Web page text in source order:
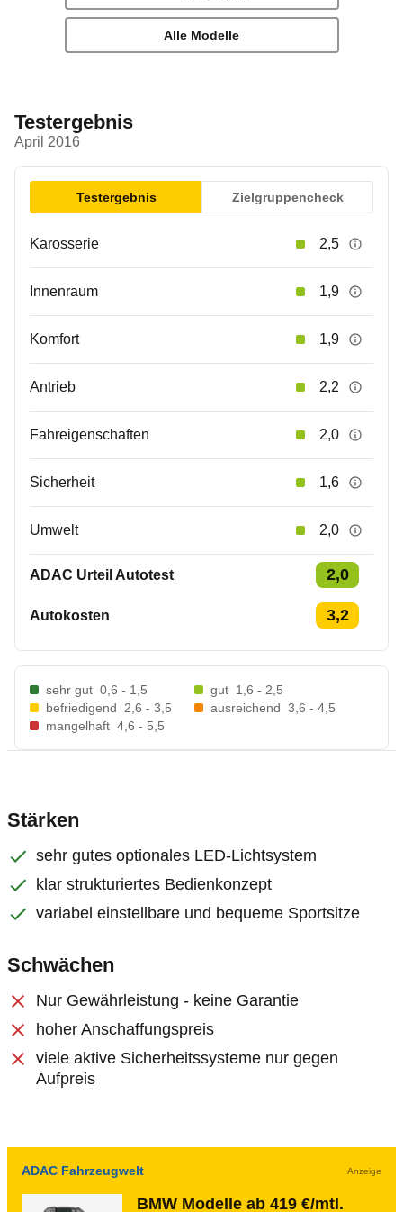
Alle Modelle
Testergebnis
April 2016
Testergebnis Zielgruppencheck
Karosserie 2,5
Innenraum 1,9
Komfort 1,9
Antrieb 2,2
Fahreigenschaften 2,0
Sicherheit 1,6
Umwelt 2,0
ADAC Urteil Autotest 2,0
Autokosten 3,2
sehr gut 0,6 - 1,5 gut 1,6 - 2,5
befriedigend
2,6 - 3,5 ausreichend 3,6 - 4,5
mangelhaft 4,6 - 5,5
Stärken
sehr gutes optionales LED-Lichtsystem
klar strukturiertes Bedienkonzept
variabel einstellbare und bequeme Sportsitze
Schwächen
Nur Gewährleistung - keine Garantie
hoher Anschaffungspreis
viele aktive Sicherheitssysteme nur gegen
Aufpreis
ADAC Fahrzeugwelt Anzeige
BMW Modelle ab 419 €/mtl.